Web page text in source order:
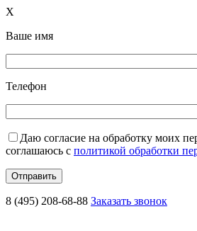
X
Ваше имя
Телефон
Даю согласие на обработку моих
соглашаюсь с политикой обработки
8 (495) 208-68-88 Заказать звонок